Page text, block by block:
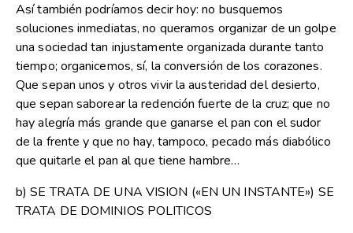
Así también podríamos decir hoy: no busquemos
soluciones inmediatas, no queramos organizar de un golpe
una sociedad tan injustamente organizada durante tanto
tiempo; organicemos, sí, la conversión de los corazones.
Que sepan unos y otros vivir la austeridad del desierto,
que sepan saborear la redención fuerte de la cruz; que no
hay alegría más grande que ganarse el pan con el sudor
de la frente y que no hay, tampoco, pecado más diabólico
que quitarle el pan al que tiene hambre…
b) SE TRATA DE UNA VISION («EN UN INSTANTE») SE
TRATA DE DOMINIOS POLITICOS